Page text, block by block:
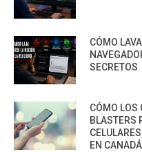
CÓMO
SECRETOS
CÓMO LOS
BLASTERS
EN CANADÁ